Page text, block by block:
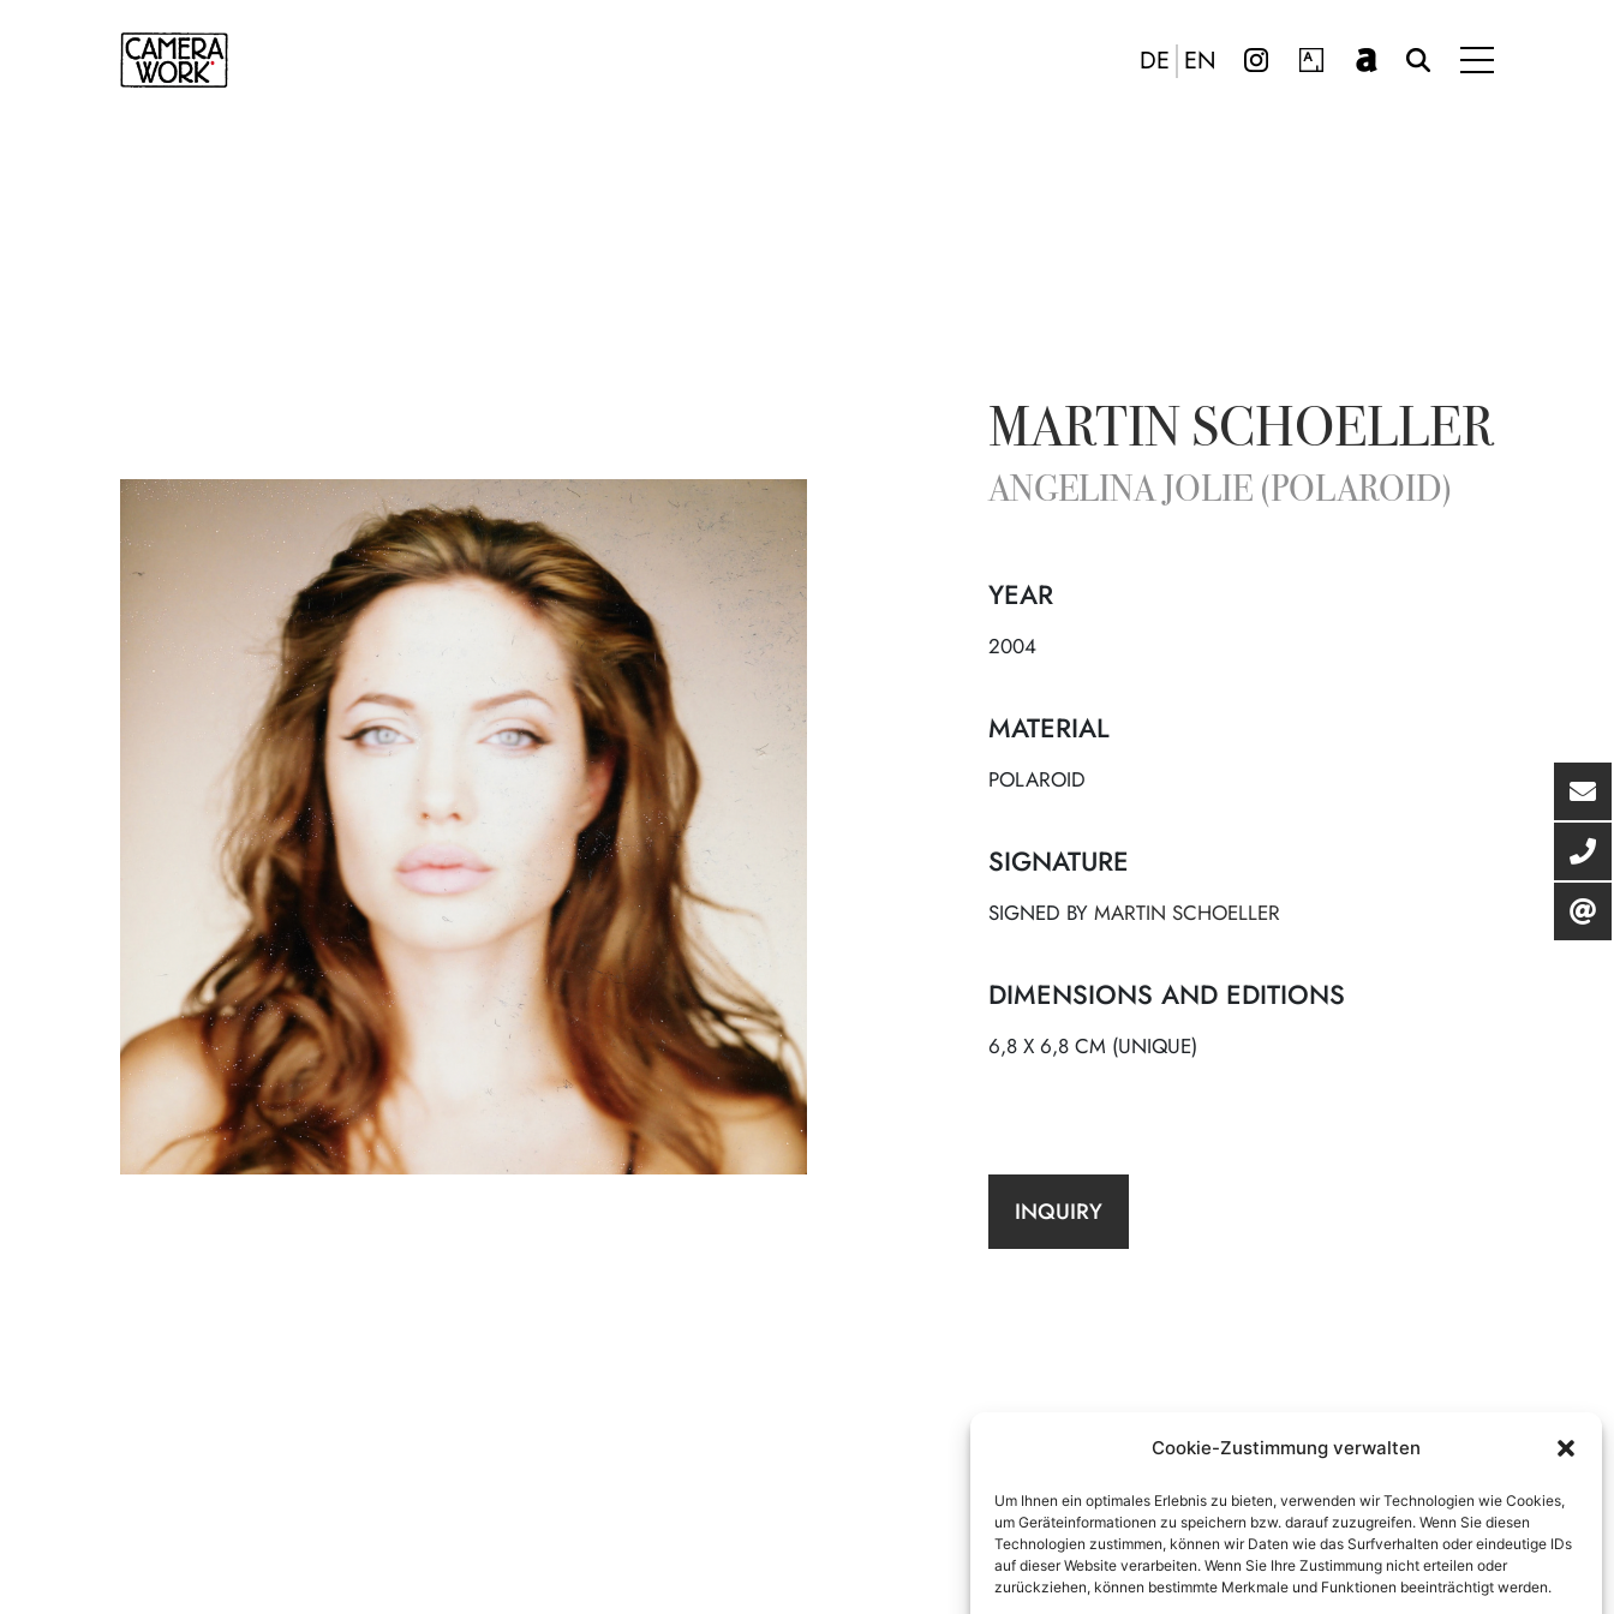
Cookie-Zustimmung verwalten
Um Ihnen ein optimales Erlebnis zu bieten, verwenden wir Technologien wie Cookies,
um Geräteinformationen zu speichern bzw. darauf zuzugreifen. Wenn Sie diesen
Technologien zustimmen, können wir Daten wie das Surfverhalten oder eindeutige IDs
auf dieser Website verarbeiten. Wenn Sie Ihre Zustimmung nicht erteilen oder
zurückziehen, können bestimmte Merkmale und Funktionen beeinträchtigt werden.
DE EN
MARTIN SCHOELLER
ANGELINA JOLIE (POLAROID)
YEAR
2004
MATERIAL
POLAROID
SIGNATURE
SIGNED BY MARTIN SCHOELLER
DIMENSIONS AND EDITIONS
6,8 X 6,8 CM (UNIQUE)
INQUIRY